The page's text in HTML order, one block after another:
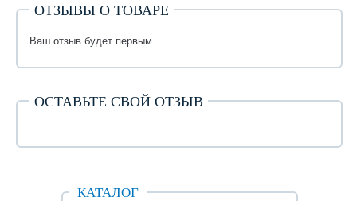
ОТЗЫВЫ О ТОВАРЕ
Ваш отзыв будет первым.
ОСТАВЬТЕ СВОЙ ОТЗЫВ
КАТАЛОГ